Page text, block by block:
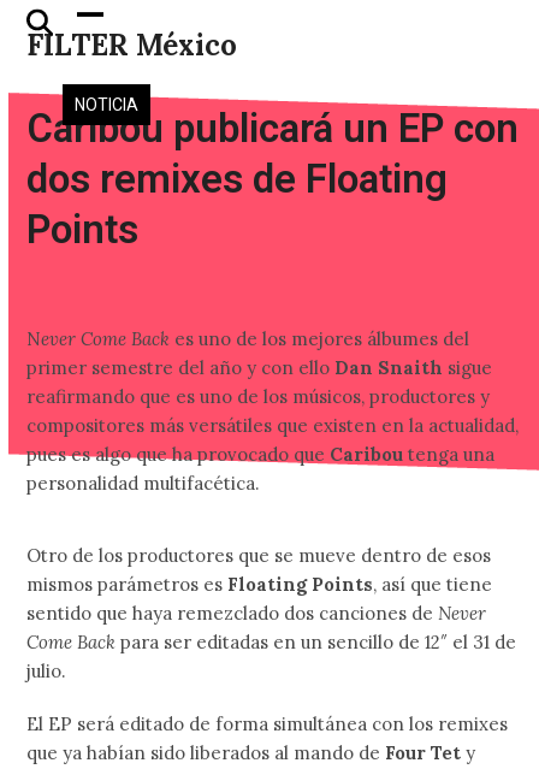
Skip
FILTER México
Open
mobile
menu
Close
mobile
menu
NOTICIA
Caribou publicará un EP con
dos remixes de Floating
Points
Never Come Back es uno de los mejores álbumes del
primer semestre del año y con ello Dan Snaith sigue
reafirmando que es uno de los músicos, productores y
compositores más versátiles que existen en la actualidad,
pues es algo que ha provocado que Cariboutenga una
personalidad multifacética.
Otro de los productores que se mueve dentro de esos
mismos parámetros es Floating Points, así que tiene
sentido que haya remezclado dos canciones de Never
Come Back para ser editadas en un sencillo de 12″ el 31 de
julio.
El EP será editado de forma simultánea con los remixes
que ya habían sido liberados al mando de Four Tety